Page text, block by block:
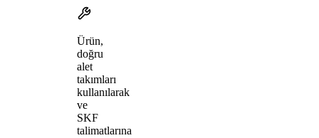
Ürün,
doğru
alet
takımları
kullanılarak
ve
SKF
talimatlarına